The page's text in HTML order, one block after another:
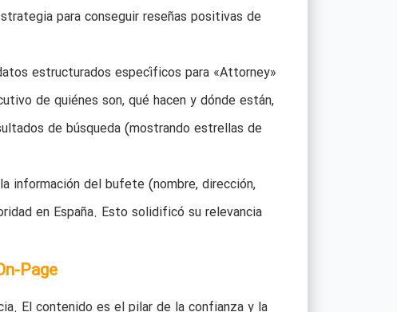
para conseguir reseñas positivas de
estructurados específicos para «Attorney»
de quiénes son, qué hacen y dónde están,
de búsqueda (mostrando estrellas de
información del bufete (nombre, dirección,
en España. Esto solidificó su relevancia
Page
El contenido es el pilar de la confianza y la